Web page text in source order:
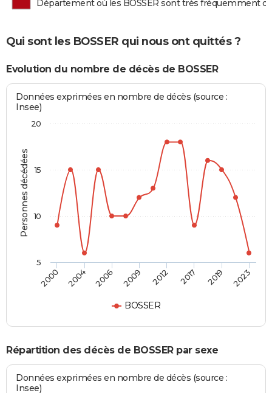
Département où les BOSSER sont très fréquemment
Qui sont les BOSSER qui nous ont quittés ?
Evolution du nombre de décès de BOSSER
Personnes décédées
Données exprimées en nombre de décès (source :
Insee)
BOSSER
2000 2004 2006 2009 2012 2017 2019 2023
5
10
15
20
Répartition des décès de BOSSER par sexe
Données exprimées en nombre de décès (source :
Insee)